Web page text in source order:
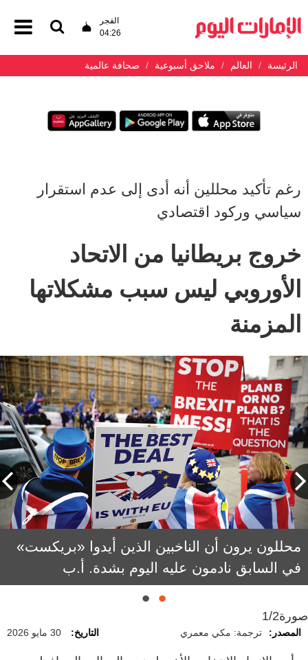
الفجر
04:26
الرئيسة العالم ملاحق أسبوعية صحافة عالمية
رغم تأكيد محللين أنه أدى إلى عدم استقرار
سياسي وركود اقتصادي
خروج بريطانيا من الاتحاد
الأوروبي ليس سبب مشكلاتها
المزمنة
محللون يرون أن الناخبين الذين أيدوا «بريكست»
في السابق نادمون عليه اليوم بشدة. أ.ب
جونسون قاد «بريكست» متعهداً بـ«إنجاز الخروج»
بعد سنوات من الجمود السياسي. أرشيفية
صورة1/2
المصدر: ترجمة: مكي معمري التاريخ: 30 مايو 2026